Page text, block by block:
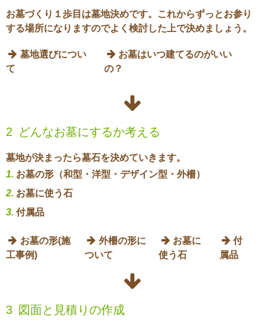
お墓づくり１歩目は墓地決めです。これからずっとお参り
する場所になりますのでよく検討した上で決めましょう。
 墓地選びについ
て
 お墓はいつ建てるのがいい
の？

2 どんなお墓にするか考える
墓地が決まったら墓石を決めていきます。
お墓の形（和型・洋型・デザイン型・外柵）
お墓に使う石
付属品
 お墓の形(施
工事例)
 外柵の形に
ついて
 お墓に
使う石
 付
属品

3 図面と見積りの作成